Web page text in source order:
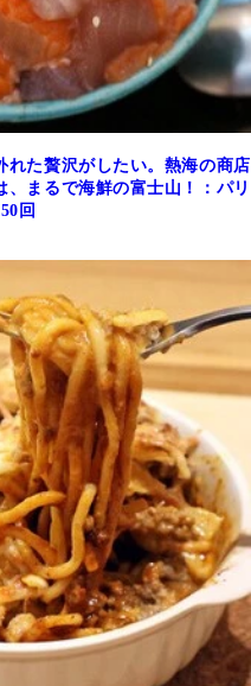
れた贅沢がしたい。熱海の商店
まるで海鮮の富士山！：パリ
回